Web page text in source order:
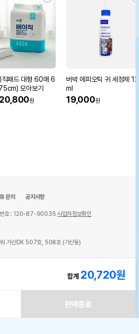
직패드 대형 60매 6
모아보기
20,800원
버박 에피오틱 귀 세정제 125
ml
19,000원
합계 20,720원
판매종료
문의 공지사항
번호 : 120-87-90035사업자정보확인
워 가산DK 507호, 508호 (가산동)